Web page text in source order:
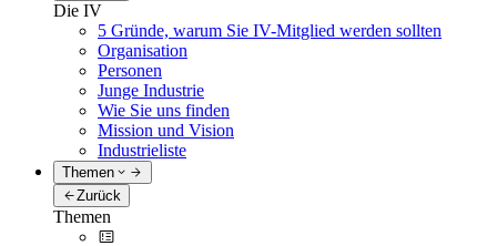
Die IV
5 Gründe, warum Sie IV-Mitglied werden sollten
Organisation
Personen
Junge Industrie
Wie Sie uns finden
Mission und Vision
Industrieliste
Themen
Zurück
Themen